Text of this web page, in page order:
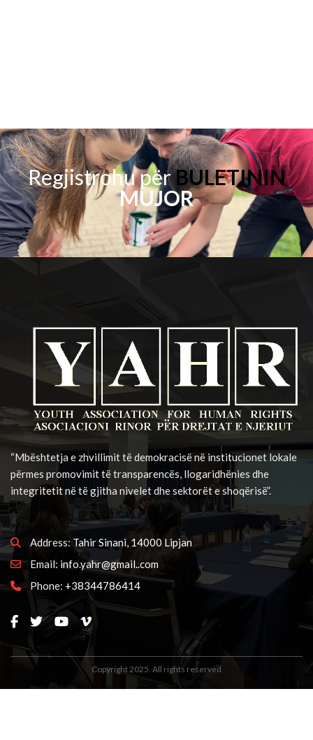
Regjistrohu përBULETININ
MUJOR
“Mbështetja e zhvillimit të demokracisë në institucionet lokale
përmes promovimit të transparencës, llogaridhënies dhe
integritetit në të gjitha nivelet dhe sektorët e shoqërisë”.
Address: Tahir Sinani, 14000 Lipjan
Email: info.yahr@gmail..com
Phone: +38344786414
Copyright 2025. All rights reserved